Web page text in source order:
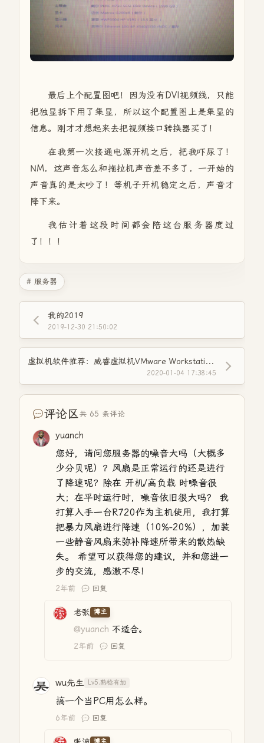
最后上个配置图吧！因为没有DVI视频线，只能
把独显拆下用了集显，所以这个配置图上是集显的
信息。刚才才想起来去把视频接口转换器买了！
在我第一次接通电源开机之后，把我吓尿了！
NM，这声音怎么和拖拉机声音差不多了，一开始的
声音真的是太吵了！等机子开机稳定之后，声音才
降下来。
我估计着这段时间都会陪这台服务器度过
了！！！
# 服务器
我的2019
2019-12-30 21:50:02
虚拟机软件推荐：威睿虚拟机VMware Workstation Pro 15.5.1破解版
2020-01-04 17:38:45
评论区共 65 条评论
yuanch
您好，请问您服务器的噪音大吗（大概多
少分贝呢）？风扇是正常运行的还是进行
了降速呢？除在 开机/高负载 时噪音很
大；在平时运行时，噪音依旧很大吗？ 我
打算入手一台R720作为主机使用，我打算
把暴力风扇进行降速（10%-20%），加装
一些静音风扇来弥补降速所带来的散热缺
失。 希望可以获得您的建议，并和您进一
步的交流，感激不尽！
2年前 回复
老张 博主
@yuanch 不适合。
2年前 回复
wu先生 Lv5.熟稔有加
搞一个当PC用怎么样。
6年前 回复